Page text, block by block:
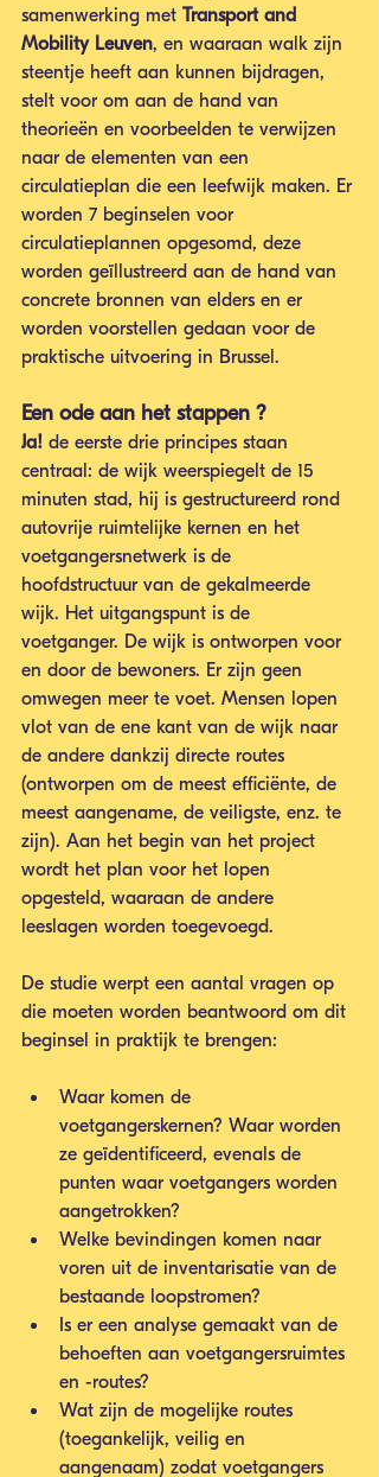
samenwerking met Transport and
Mobility Leuven, en waaraan walk zijn
steentje heeft aan kunnen bijdragen,
stelt voor om aan de hand van
theorieën en voorbeelden te verwijzen
naar de elementen van een
circulatieplan die een leefwijk maken. Er
worden 7 beginselen voor
circulatieplannen opgesomd, deze
worden geïllustreerd aan de hand van
concrete bronnen van elders en er
worden voorstellen gedaan voor de
praktische uitvoering in Brussel.
Een ode aan het stappen ?
Ja! de eerste drie principes staan
centraal: de wijk weerspiegelt de 15
minuten stad, hij is gestructureerd rond
autovrije ruimtelijke kernen en het
voetgangersnetwerk is de
hoofdstructuur van de gekalmeerde
wijk. Het uitgangspunt is de
voetganger. De wijk is ontworpen voor
en door de bewoners. Er zijn geen
omwegen meer te voet. Mensen lopen
vlot van de ene kant van de wijk naar
de andere dankzij directe routes
(ontworpen om de meest efficiënte, de
meest aangename, de veiligste, enz. te
zijn). Aan het begin van het project
wordt het plan voor het lopen
opgesteld, waaraan de andere
leeslagen worden toegevoegd.
De studie werpt een aantal vragen op
die moeten worden beantwoord om dit
beginsel in praktijk te brengen:
Waar komen de
voetgangerskernen? Waar worden
ze geïdentificeerd, evenals de
punten waar voetgangers worden
aangetrokken?
Welke bevindingen komen naar
voren uit de inventarisatie van de
bestaande loopstromen?
Is er een analyse gemaakt van de
behoeften aan voetgangersruimtes
en -routes?
Wat zijn de mogelijke routes
(toegankelijk, veilig en
aangenaam) zodat voetgangers